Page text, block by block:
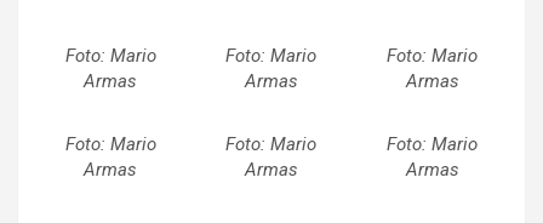
Foto: Mario
Armas
Foto: Mario
Armas
Foto: Mario
Armas
Foto: Mario
Armas
Foto: Mario
Armas
Foto: Mario
Armas